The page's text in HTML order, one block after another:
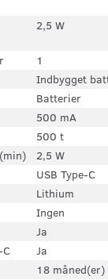
2,5 W
1
Indbygget
Batterier
500 mA
500 t
2,5 W
USB Type-C
Lithium
Ingen
Ja
Ja
18 måned(er)